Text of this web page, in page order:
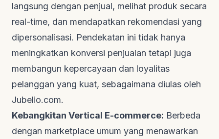
langsung dengan penjual, melihat produk secara
real-time, dan mendapatkan rekomendasi yang
dipersonalisasi. Pendekatan ini tidak hanya
meningkatkan konversi penjualan tetapi juga
membangun kepercayaan dan loyalitas
pelanggan yang kuat, sebagaimana diulas oleh
Jubelio.com.
Kebangkitan Vertical E-commerce: Berbeda
dengan marketplace umum yang menawarkan